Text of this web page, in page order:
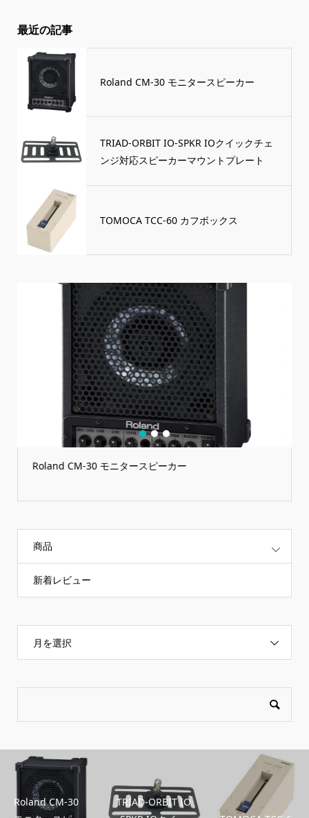
最近の記事
Roland CM-30 モニタースピーカー
TRIAD-ORBIT IO-SPKR IOクイックチェ
ンジ対応スピーカーマウントプレート
TOMOCA TCC-60 カフボックス
Roland CM-30 モニタースピーカー
1 2 3
商品
新着レビュー
月を選択
Roland CM-30
TRIAD-ORBIT IO